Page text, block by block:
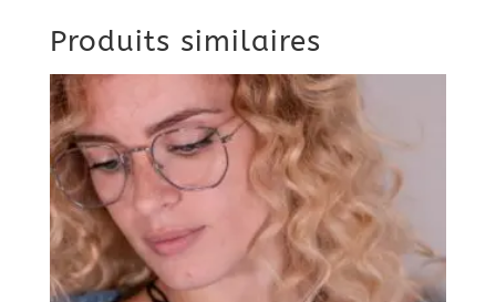
Produits similaires